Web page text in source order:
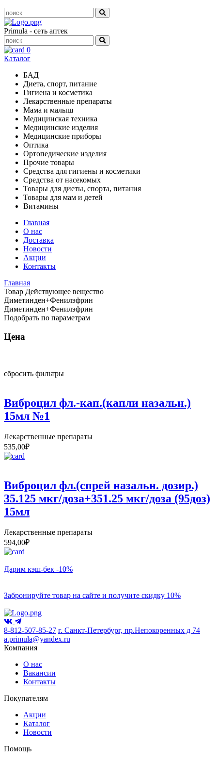
Primula - сеть аптек
0
Каталог
БАД
Диета, спорт, питание
Гигиена и косметика
Лекарственные препараты
Мама и малыш
Медицинская техника
Медицинские изделия
Медицинские приборы
Оптика
Ортопедические изделия
Прочие товары
Средства для гигиены и косметики
Средства от насекомых
Товары для диеты, спорта, питания
Товары для мам и детей
Витамины
Главная
О нас
Доставка
Новости
Акции
Контакты
Главная
Товар Действующее вещество
Диметинден+Фенилэфрин
Диметинден+Фенилэфрин
Подобрать по параметрам
Цена
сбросить фильтры
Виброцил фл.-кап.(капли назальн.)
15мл №1
Лекарственные препараты
535,00₽
Виброцил фл.(спрей назальн. дозир.)
35.125 мкг/доза+351.25 мкг/доза (95доз)
15мл
Лекарственные препараты
594,00₽
Дарим кэш-бек -10%
Забронируйте товар на сайте и получите скидку 10%
8-812-507-85-27 г. Санкт-Петербург, пр.Непокоренных д 74
a.primula@yandex.ru
Компания
О нас
Вакансии
Контакты
Покупателям
Акции
Каталог
Новости
Помощь